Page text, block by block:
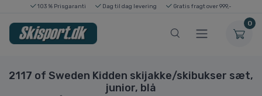
103 % Prisgaranti Dag til dag levering Gratis fragt over 999,-
0
2117 of Sweden Kidden skijakke/skibukser sæt,
junior, blå